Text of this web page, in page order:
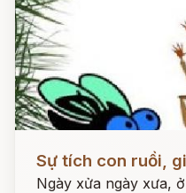
Sự tích con ruồi,
Ngày xửa ngày xưa,